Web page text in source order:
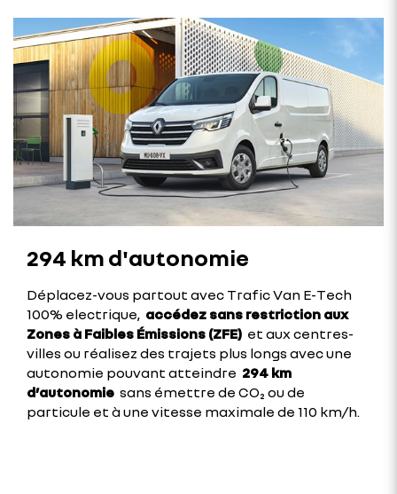
294 km d'autonomie
Déplacez-vous partout avec Trafic Van E-Tech
100% electrique, accédez sans restriction aux
Zones à Faibles Émissions (ZFE) et aux centres-
villes ou réalisez des trajets plus longs avec une
autonomie pouvant atteindre 294 km
d’autonomie sans émettre de CO₂ ou de
particule et à une vitesse maximale de 110 km/h.